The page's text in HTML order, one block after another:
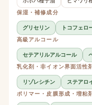
保湿・補修成分
グリセリン
トコフェロ
高級アルコール
セテアリルアルコール
乳化剤・非イオン界面活性剤
リゾレシチン
ステアロ
ポリマー・皮膜形成・増粘剤